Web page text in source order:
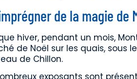
de la magie de
hiver, pendant un mois,
de Noël sur les quais, sous
de Chillon.
exposants sont